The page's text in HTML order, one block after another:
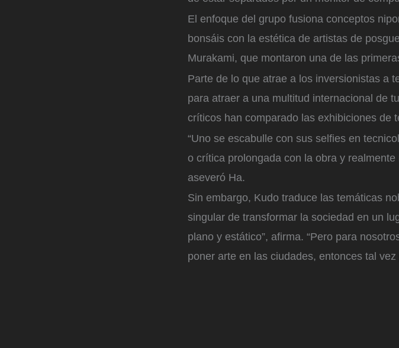
El enfoque del grupo fusiona conceptos
bonsáis con la estética de artistas de
Murakami, que montaron una de las
Parte de lo que atrae a los inversionistas a
para atraer a una multitud internacional de
críticos han comparado las exhibiciones de
“Uno se escabulle con sus selfies en
o crítica prolongada con la obra y
aseveró Ha.
Sin embargo, Kudo traduce las temáticas
singular de transformar la sociedad en un
plano y estático”, afirma. “Pero para
poner arte en las ciudades, entonces tal